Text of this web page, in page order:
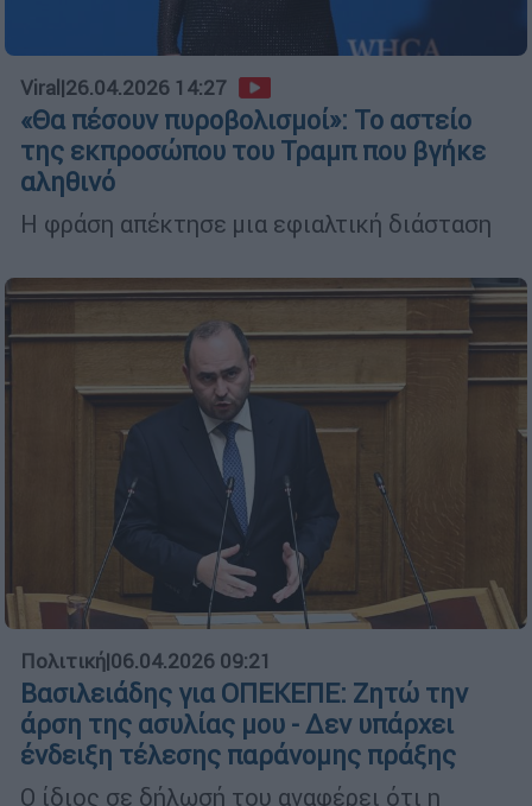
Viral |26.04.2026 14:27
«Θα πέσουν πυροβολισμοί»: Το αστείο
της εκπροσώπου του Τραμπ που βγήκε
αληθινό
Η φράση απέκτησε μια εφιαλτική διάσταση
Πολιτική|06.04.2026 09:21
Βασιλειάδης για ΟΠΕΚΕΠΕ: Ζητώ την
άρση της ασυλίας μου - Δεν υπάρχει
ένδειξη τέλεσης παράνομης πράξης
Ο ίδιος σε δήλωσή του αναφέρει ότι η